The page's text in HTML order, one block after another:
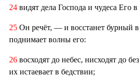
24 видят дела Господа и чудеса Его
25 Он речёт, — и восстанет бурный
поднимает волны его:
26 восходят до небес, нисходят до
их истаевает в бедствии;